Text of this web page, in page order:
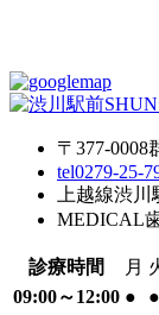
〒377-0008
tel0279-25-
上越線渋
MEDICAL
診療時間 月
09:00～12:00 ● ●